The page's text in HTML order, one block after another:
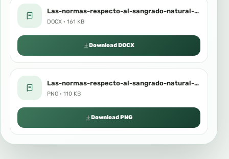
Las-normas-respecto-al-sangrado-natural-de-la-mujer.docx
DOCX · 161 KB
Download DOCX
Las-normas-respecto-al-sangrado-natural-de-la-mujer.png
PNG · 110 KB
Download PNG